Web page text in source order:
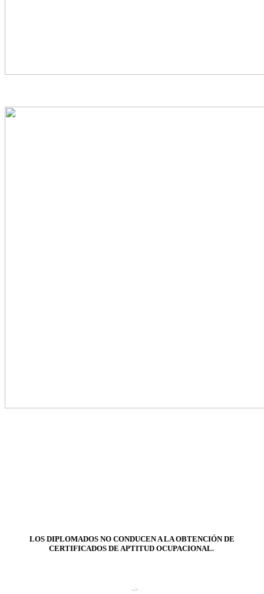
LOS DIPLOMADOS NO CONDUCEN A LA OBTENCIÓN DE
CERTIFICADOS DE APTITUD OCUPACIONAL.
-->